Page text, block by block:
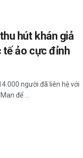
hút khán giả
tế ảo cực đỉnh
người đã liên hệ với
để ...